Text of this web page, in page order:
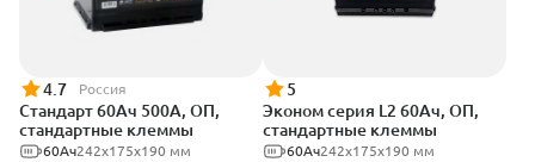
4.7 Россия
Стандарт 60Ач 500А, ОП,
стандартные клеммы
242x175x190 мм
60Ач
5
Эконом серия L2 60Ач, ОП,
стандартные клеммы
242х175х190 мм
60Ач